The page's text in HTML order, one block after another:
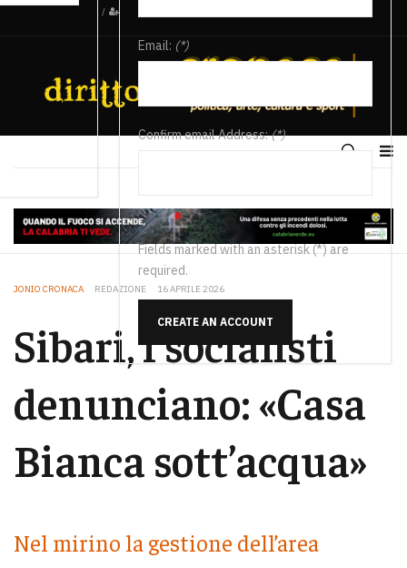
/
Email: (*)
Confirm email Address:(*)
Fields marked with an asterisk (*) are
required.
CREATE AN ACCOUNT
JONIO CRONACA REDAZIONE 16 APRILE 2026
Sibari, i socialisti
denunciano: «Casa
Bianca sott’acqua»
Nel mirino la gestione dell’area